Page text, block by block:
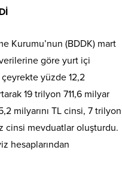
Kurumu’nun (BDDK) mart
verilerine göre yurt içi
yüzde 12,2
19 trilyon 711,6 mil­yar
milyarını TL cinsi, 7 trilyon
cinsi mevduat­lar oluşturdu.
hesapların­dan